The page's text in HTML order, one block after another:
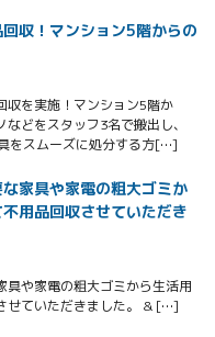
収！マンション5階からの
収を実施！マンション5階か
どをスタッフ3名で搬出し、
をスムーズに処分する方[…]
家具や家電の粗大ゴミか
用品回収させていただき
具や家電の粗大ゴミから生活用
せていただきました。 & […]